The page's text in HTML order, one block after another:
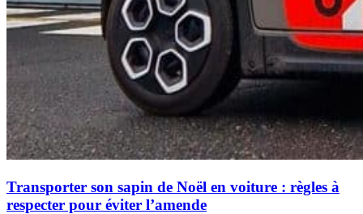
Transporter son sapin de Noël en voiture : règles à
respecter pour éviter l’amende